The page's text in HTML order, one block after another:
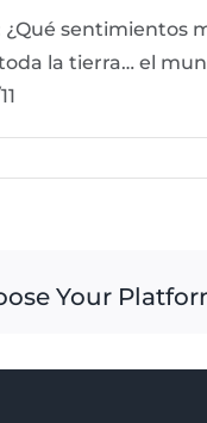
sentimientos
la tierra… el
Your